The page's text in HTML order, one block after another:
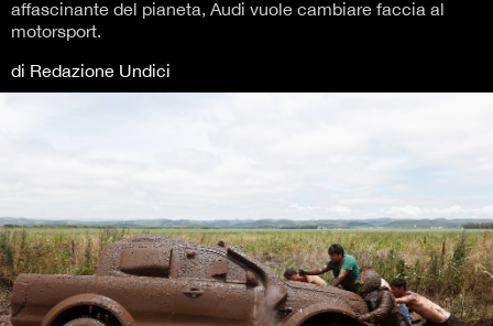
affascinante del pianeta, Audi vuole cambiare faccia al
motorsport.
di Redazione Undici